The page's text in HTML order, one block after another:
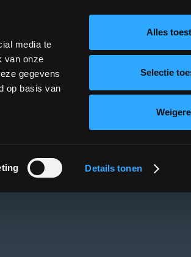
media te
van onze
gegevens
op basis van
Details tonen
Alles
Selectie
VACATURES UPLOAD
Financieel Cases